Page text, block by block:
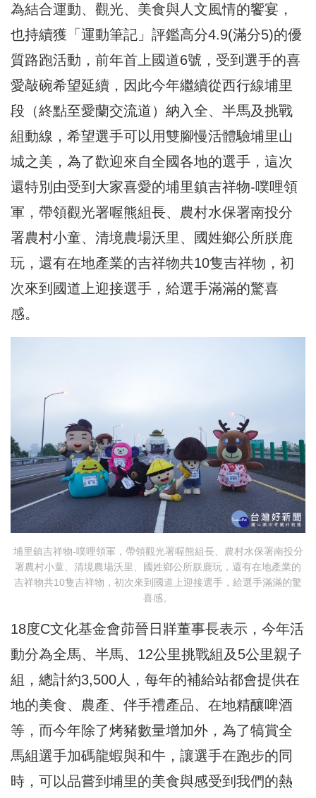
為結合運動、觀光、美食與人文風情的饗宴，
也持續獲「運動筆記」評鑑高分4.9(滿分5)的優
質路跑活動，前年首上國道6號，受到選手的喜
愛敲碗希望延續，因此今年繼續從西行線埔里
段（終點至愛蘭交流道）納入全、半馬及挑戰
組動線，希望選手可以用雙腳慢活體驗埔里山
城之美，為了歡迎來自全國各地的選手，這次
還特別由受到大家喜愛的埔里鎮吉祥物-噗哩領
軍，帶領觀光署喔熊組長、農村水保署南投分
署農村小童、清境農場沃里、國姓鄉公所朕鹿
玩，還有在地產業的吉祥物共10隻吉祥物，初
次來到國道上迎接選手，給選手滿滿的驚喜
感。
埔里鎮吉祥物-噗哩領軍，帶領觀光署喔熊組長、農村水保署南投分
署農村小童、清境農場沃里、國姓鄉公所朕鹿玩，還有在地產業的
吉祥物共10隻吉祥物，初次來到國道上迎接選手，給選手滿滿的驚
喜感。
18度C文化基金會茆晉日牂董事長表示，今年活
動分為全馬、半馬、12公里挑戰組及5公里親子
組，總計約3,500人，每年的補給站都會提供在
地的美食、農產、伴手禮產品、在地精釀啤酒
等，而今年除了烤豬數量增加外，為了犒賞全
馬組選手加碼龍蝦與和牛，讓選手在跑步的同
時，可以品嘗到埔里的美食與感受到我們的熱